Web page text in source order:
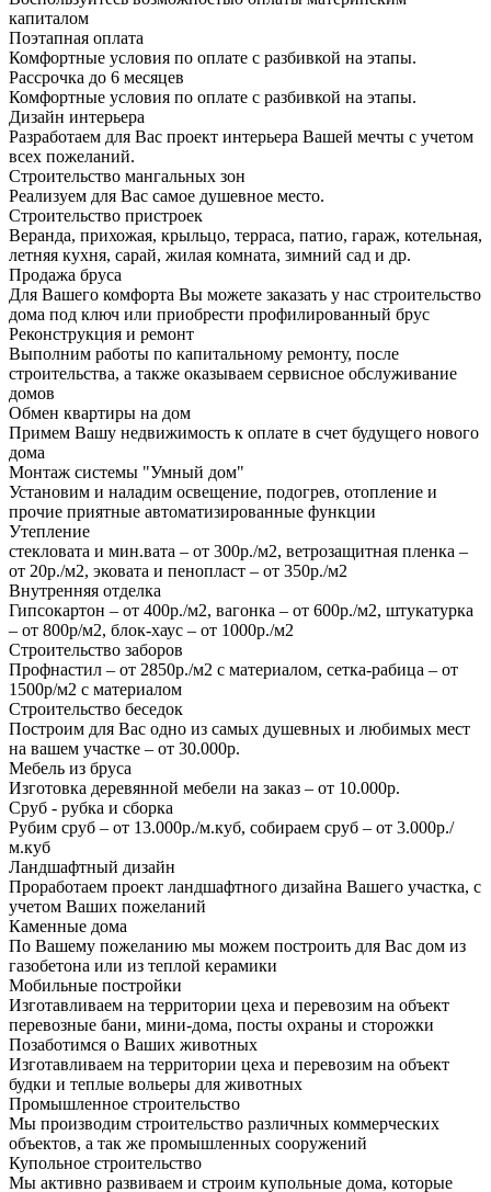
капиталом
Поэтапная оплата
Комфортные условия по оплате с разбивкой на этапы.
Рассрочка до 6 месяцев
Комфортные условия по оплате с разбивкой на этапы.
Дизайн интерьера
Разработаем для Вас проект интерьера Вашей мечты с учетом
всех пожеланий.
Строительство мангальных зон
Реализуем для Вас самое душевное место.
Строительство пристроек
Веранда, прихожая, крыльцо, терраса, патио, гараж, котельная,
летняя кухня, сарай, жилая комната, зимний сад и др.
Продажа бруса
Для Вашего комфорта Вы можете заказать у нас строительство
дома под ключ или приобрести профилированный брус
Реконструкция и ремонт
Выполним работы по капитальному ремонту, после
строительства, а также оказываем сервисное обслуживание
домов
Обмен квартиры на дом
Примем Вашу недвижимость к оплате в счет будущего нового
дома
Монтаж системы "Умный дом"
Установим и наладим освещение, подогрев, отопление и
прочие приятные автоматизированные функции
Утепление
стекловата и мин.вата – от 300р./м2, ветрозащитная пленка –
от 20р./м2, эковата и пенопласт – от 350р./м2
Внутренняя отделка
Гипсокартон – от 400р./м2, вагонка – от 600р./м2, штукатурка
– от 800р/м2, блок-хаус – от 1000р./м2
Строительство заборов
Профнастил – от 2850р./м2 с материалом, сетка-рабица – от
1500р/м2 с материалом
Строительство беседок
Построим для Вас одно из самых душевных и любимых мест
на вашем участке – от 30.000р.
Мебель из бруса
Изготовка деревянной мебели на заказ – от 10.000р.
Сруб - рубка и сборка
Рубим сруб – от 13.000р./м.куб, собираем сруб – от 3.000р./
м.куб
Ландшафтный дизайн
Проработаем проект ландшафтного дизайна Вашего участка, с
учетом Ваших пожеланий
Каменные дома
По Вашему пожеланию мы можем построить для Вас дом из
газобетона или из теплой керамики
Мобильные постройки
Изготавливаем на территории цеха и перевозим на объект
перевозные бани, мини-дома, посты охраны и сторожки
Позаботимся о Ваших животных
Изготавливаем на территории цеха и перевозим на объект
будки и теплые вольеры для животных
Промышленное строительство
Мы производим строительство различных коммерческих
объектов, а так же промышленных сооружений
Купольное строительство
Мы активно развиваем и строим купольные дома, которые